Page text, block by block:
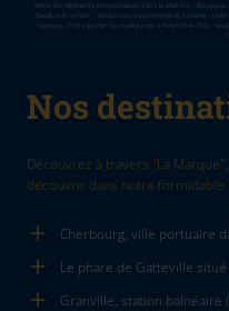
Vente de vêtements personnalisés dans la Manche - Boutique
Sweat shirt enfant - Tendances mode femme et homme - Idée
Marque - Prêt à porter de qualité près d'Avranches (50) -
Nos
Découvrez à travers "La
découvrir dans notre formidable
Cherbourg, ville portuaire
Le phare de Gatteville
Granville, station balnéaire